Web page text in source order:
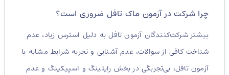
چرا شرکت در آزمون‌ ماک تافل ضروری است؟
بیشتر شرکت‌کنندگان آزمون تافل به دلیل استرس زیاد، عدم
شناخت کافی از سوالات، عدم آشنایی و تجربه شرایط مشابه با
آزمون تافل، بی‌تجربگی در بخش رایتینگ و اسپیکینگ و عدم